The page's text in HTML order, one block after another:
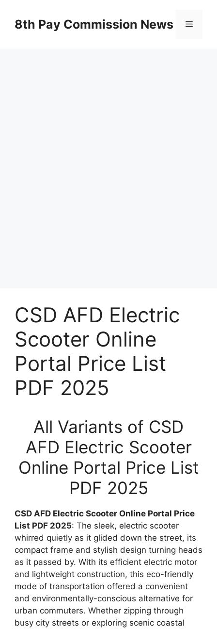
content8th Pay Commission News Menu
CSD AFD Electric
Scooter Online
Portal Price List
PDF 2025
All Variants of CSD
AFD Electric Scooter
Online Portal Price List
PDF 2025
CSD AFD Electric Scooter Online Portal Price
List PDF 2025: The sleek, electric scooter
whirred quietly as it glided down the street, its
compact frame and stylish design turning heads
as it passed by. With its efficient electric motor
and lightweight construction, this eco-friendly
mode of transportation offered a convenient
and environmentally-conscious alternative for
urban commuters. Whether zipping through
busy city streets or exploring scenic coastal